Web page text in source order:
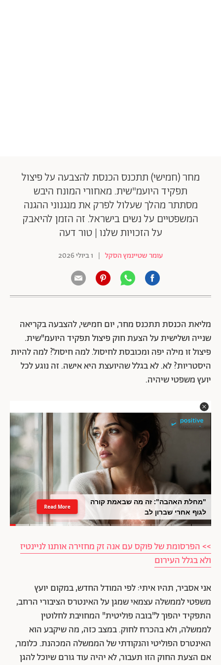
מחר (חמישי) תתכנס הכנסת להצבעה על פיצול
תפקיד היועמ"שית. מאחורי המונח היבש
מסתתר מהלך שעלול לפרק את מנגנוני ההגנה
המשפטיים על נשים בישראל. זה הזמן להיאבק
על הזכויות שלנו | טור דעה
עומר שטיינמץ הסקל | 1 ביולי 2026
מליאת הכנסת תתכנס מחר, יום חמישי, להצבעה בקריאה
שנייה ושלישית על הצעת חוק פיצול תפקיד היועמ"שית.
פיצול זו מילה יפה ומכובסת לחיסול. למה חיסול? למה להיות
היסטריות? לא. לא בגלל שהיועצת היא אישה. זה נוגע לכל
יועץ משפטי שיהיה.
"מחלת האהבה": זה מה שבאמת קורה
לגוף אחרי שברון לב
Read More
>> הפרסומת של פוקס עם אנה זק מחזירה אותנו לניינטיז
ולא בגלל העירום
אני אסביר, תהיו איתי: לפי המודל החדש, במקום יועץ
משפטי לממשלה עצמאי שמגן על האינטרס הציבורי הרחב,
התפקיד יהפוך ל"בובה פוליטית" המחויבת לחלוטין
לממשלה, ולא בהכרח לחוק. במצב כזה, מה שיקבע הוא
האינטרס הפוליטי והנקודתי של הממשלה המכהנת. כלומר,
אם הצעת החוק הזו תעבור, לא יהיה עוד גורם שיוכל להגן